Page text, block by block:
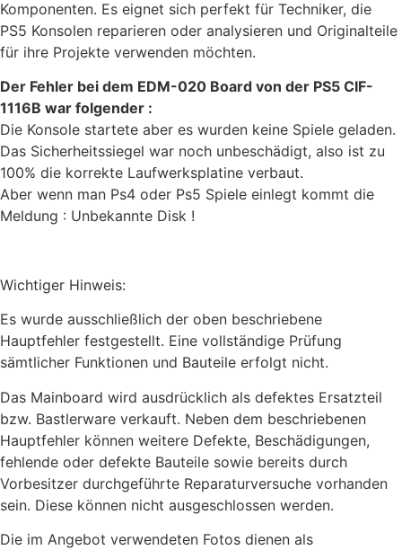
Komponenten. Es eignet sich perfekt für Techniker, die
PS5 Konsolen reparieren oder analysieren und Originalteile
für ihre Projekte verwenden möchten.
Der Fehler bei dem EDM-020 Board von der PS5 CIF-
1116B war folgender :
Die Konsole startete aber es wurden keine Spiele geladen.
Das Sicherheitssiegel war noch unbeschädigt, also ist zu
100% die korrekte Laufwerksplatine verbaut.
Aber wenn man Ps4 oder Ps5 Spiele einlegt kommt die
Meldung : Unbekannte Disk !
Wichtiger Hinweis:
Es wurde ausschließlich der oben beschriebene
Hauptfehler festgestellt. Eine vollständige Prüfung
sämtlicher Funktionen und Bauteile erfolgt nicht.
Das Mainboard wird ausdrücklich als defektes Ersatzteil
bzw. Bastlerware verkauft. Neben dem beschriebenen
Hauptfehler können weitere Defekte, Beschädigungen,
fehlende oder defekte Bauteile sowie bereits durch
Vorbesitzer durchgeführte Reparaturversuche vorhanden
sein. Diese können nicht ausgeschlossen werden.
Die im Angebot verwendeten Fotos dienen als